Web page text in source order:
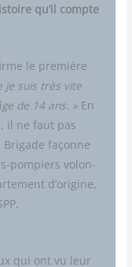
qu’il compte
le pre­mière
je suis très vite
de 14 ans. » En
il ne faut pas
façonne
pom­piers volon­
d’origine,
qui ont vu leur